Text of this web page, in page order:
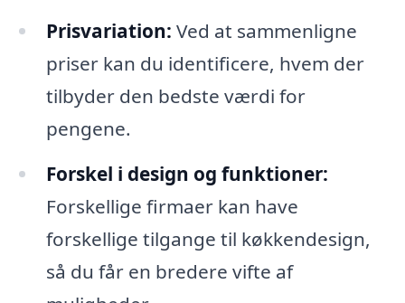
Prisvariation: Ved at sammenligne
priser kan du identificere, hvem der
tilbyder den bedste værdi for
pengene.
Forskel i design og funktioner:
Forskellige firmaer kan have
forskellige tilgange til køkkendesign,
så du får en bredere vifte af